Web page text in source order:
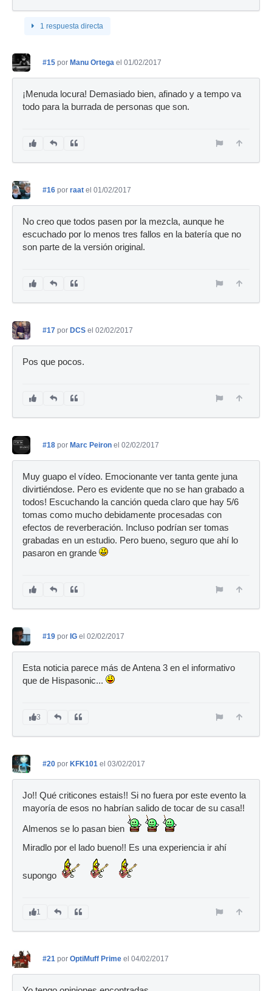
1 respuesta directa
#15 por Manu Ortega el 01/02/2017
¡Menuda locura! Demasiado bien, afinado y a tempo va
todo para la burrada de personas que son.
#16 por raat el 01/02/2017
No creo que todos pasen por la mezcla, aunque he
escuchado por lo menos tres fallos en la batería que no
son parte de la versión original.
#17 por DCS el 02/02/2017
Pos que pocos.
#18 por Marc Peiron el 02/02/2017
Muy guapo el vídeo. Emocionante ver tanta gente juna
divirtiéndose. Pero es evidente que no se han grabado a
todos! Escuchando la canción queda claro que hay 5/6
tomas como mucho debidamente procesadas con
efectos de reverberación. Incluso podrían ser tomas
grabadas en un estudio. Pero bueno, seguro que ahí lo
pasaron en grande
#19 por IG el 02/02/2017
Esta noticia parece más de Antena 3 en el informativo
que de Hispasonic...
3
#20 por KFK101 el 03/02/2017
Jo!! Qué criticones estais!! Si no fuera por este evento la
mayoría de esos no habrían salido de tocar de su casa!!
Almenos se lo pasan bien
Miradlo por el lado bueno!! Es una experiencia ir ahí
supongo
1
#21 por OptiMuff Prime el 04/02/2017